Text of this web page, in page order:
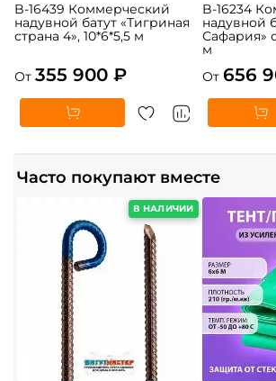
B-16439 Коммерческий
надувной батут «Тигриная
страна 4», 10*6*5,5 м
От 355 900 ₽
B-16234
надувной
Сафария»
м
От 656
Часто покупают вместе
В НАЛИЧИИ